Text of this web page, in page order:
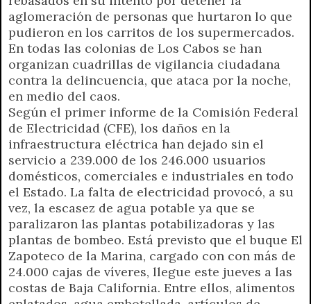
aglomeración de personas que hurtaron lo que
pudieron en los carritos de los supermercados.
En todas las colonias de Los Cabos se han
organizan cuadrillas de vigilancia ciudadana
contra la delincuencia, que ataca por la noche,
en medio del caos.
Según el primer informe de la Comisión Federal
de Electricidad (CFE), los daños en la
infraestructura eléctrica han dejado sin el
servicio a 239.000 de los 246.000 usuarios
domésticos, comerciales e industriales en todo
el Estado. La falta de electricidad provocó, a su
vez, la escasez de agua potable ya que se
paralizaron las plantas potabilizadoras y las
plantas de bombeo. Está previsto que el buque El
Zapoteco de la Marina, cargado con con más de
24.000 cajas de víveres, llegue este jueves a las
costas de Baja California. Entre ellos, alimentos